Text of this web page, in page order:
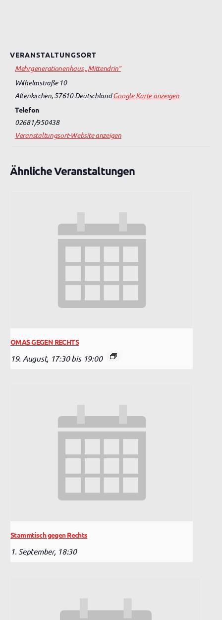
VERANSTALTUNGSORT
Mehrgenerationenhaus „Mittendrin“
Wilhelmstraße 10
Altenkirchen,57610 DeutschlandGoogle Karte anzeigen
Telefon
02681/950438
Veranstaltungsort-Website anzeigen
Ähnliche Veranstaltungen
OMAS GEGEN RECHTS
19. August, 17:30 bis 19:00
Stammtisch gegen Rechts
1. September, 18:30